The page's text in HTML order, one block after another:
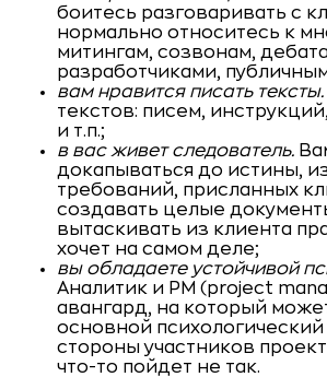
боитесь разговаривать с
нормально относитесь к
митингам, созвонам,
разработчиками,
вам нравится писать тексты.
текстов: писем,
и т.п.;
в вас живет следователь.
докапываться до истины,
требований, присланных
создавать целые
вытаскивать из клиента
хочет на самом деле;
вы обладаете устойчивой
Аналитик и PM (project
авангард, на который
основной психологический
стороны участников
что-то пойдет не так.